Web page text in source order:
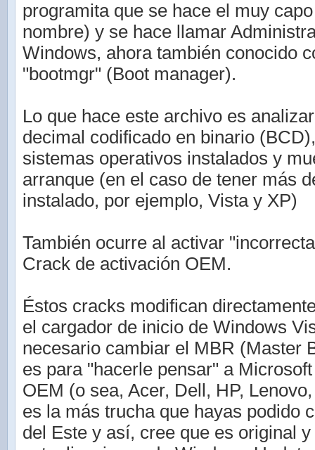
programita que se hace el muy
nombre) y se hace llamar
Windows, ahora también conocido
"bootmgr" (Boot manager).
Lo que hace este archivo es
decimal codificado en binario
sistemas operativos instalados y
arranque (en el caso de tener más
instalado, por ejemplo, Vista y XP)
También ocurre al activar
Crack de activación OEM.
Éstos cracks modifican
el cargador de inicio de Windows
necesario cambiar el MBR (Master
es para "hacerle pensar" a
OEM (o sea, Acer, Dell, HP,
es la más trucha que hayas podido
del Este y así, cree que es original